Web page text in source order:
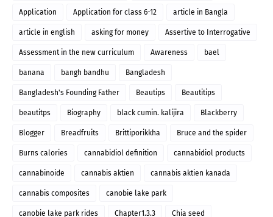
Application Application for class 6-12 article in Bangla
article in english asking for money Assertive to Interrogative
Assessment in the new curriculum Awareness bael
banana bangh bandhu Bangladesh
Bangladesh's Founding Father Beautips Beautitips
beautitps Biography black cumin. kalijira Blackberry
Blogger Breadfruits Brittiporikkha Bruce and the spider
Burns calories cannabidiol definition cannabidiol products
cannabinoide cannabis aktien cannabis aktien kanada
cannabis composites canobie lake park
canobie lake park rides Chapter1.3.3 Chia seed